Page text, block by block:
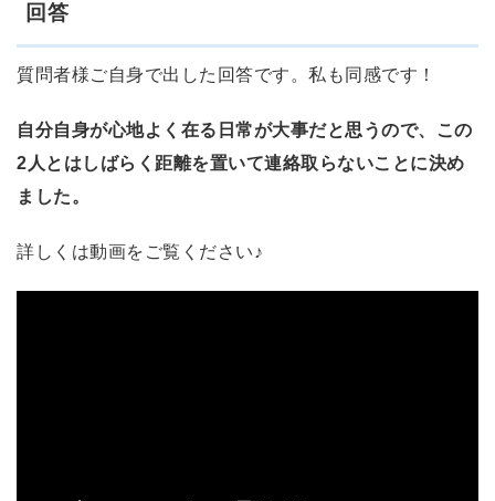
回答
質問者様ご自身で出した回答です。私も同感です！
自分自身が心地よく在る日常が大事だと思うので、この
2人とはしばらく距離を置いて連絡取らないことに決め
ました。
詳しくは動画をご覧ください♪